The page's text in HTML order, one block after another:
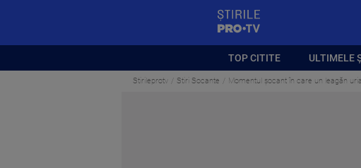
TOP CITITE ULTIMELE
Stirileprotv Stiri Socante Momentul șocant în care un leagăn